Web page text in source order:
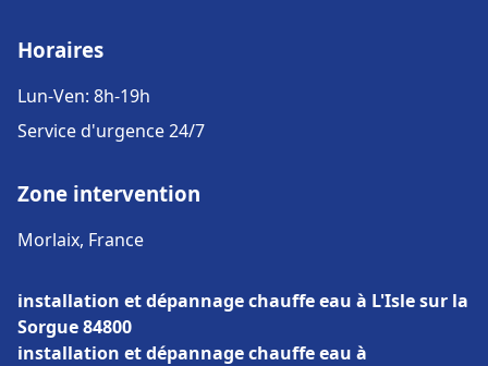
Horaires
Lun-Ven: 8h-19h
Service d'urgence 24/7
Zone intervention
Morlaix, France
installation et dépannage chauffe eau à L'Isle sur la
Sorgue 84800
installation et dépannage chauffe eau à